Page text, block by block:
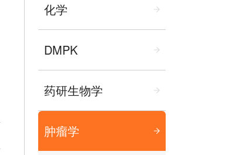
化学
DMPK
药研生物学
肿瘤学